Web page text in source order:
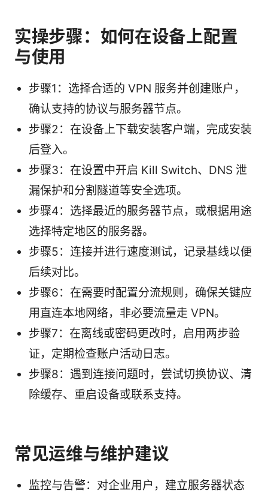
实操步骤：如何在设备上配置
与使用
步骤1：选择合适的 VPN 服务并创建账户，
确认支持的协议与服务器节点。
步骤2：在设备上下载安装客户端，完成安装
后登入。
步骤3：在设置中开启 Kill Switch、DNS 泄
漏保护和分割隧道等安全选项。
步骤4：选择最近的服务器节点，或根据用途
选择特定地区的服务器。
步骤5：连接并进行速度测试，记录基线以便
后续对比。
步骤6：在需要时配置分流规则，确保关键应
用直连本地网络，非必要流量走 VPN。
步骤7：在离线或密码更改时，启用两步验
证，定期检查账户活动日志。
步骤8：遇到连接问题时，尝试切换协议、清
除缓存、重启设备或联系支持。
常见运维与维护建议
监控与告警：对企业用户，建立服务器状态